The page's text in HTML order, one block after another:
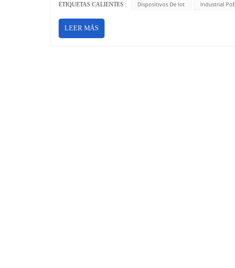
detalladamente las estrategias clave para proteger
redes de área local virtuales (VLAN) se pueden
sistemas críticos (como SCADA) de las áreas
ETIQUETAS CALIENTES : Dispositivos De Iot Industrial
LEER MÁS